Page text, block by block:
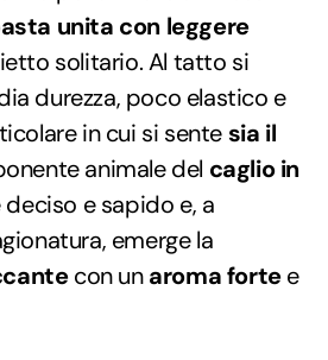
unita con leggere
solitario. Al tatto si
durezza, poco elastico e
in cui si sente sia il
animale del caglio in
deciso e sapido e, a
emerge la
con unaroma fortee